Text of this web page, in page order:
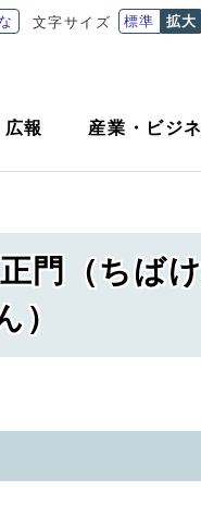
文字サイズ 標準 拡大
広報 産業 ・ ビジ
門（ちば
）